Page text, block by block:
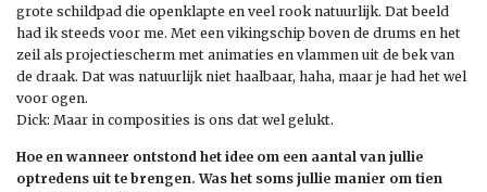
grote schildpad die openklapte en veel rook natuurlijk. Dat beeld
had ik steeds voor me. Met een vikingschip boven de drums en het
zeil als projectiescherm met animaties en vlammen uit de bek van
de draak. Dat was natuurlijk niet haalbaar, haha, maar je had het wel
voor ogen.
Dick: Maar in composities is ons dat wel gelukt.
Hoe en wanneer ontstond het idee om een aantal van jullie
optredens uit te brengen. Was het soms jullie manier om tien